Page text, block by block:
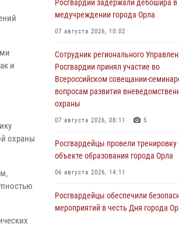
и
охраны
Росгвардии задержали дебошира в
медучреждении города Орла
07 августа 2026, 10:02
Сотрудник регионального
Росгвардии принял участие во
Всероссийском совещании-
вопросам развития
охраны
07 августа 2026, 08:11 5
Росгвардейцы провели тренировку
объекте образования города Орла
06 августа 2026, 14:11
Росгвардейцы обеспечили
мероприятий в честь Дня города